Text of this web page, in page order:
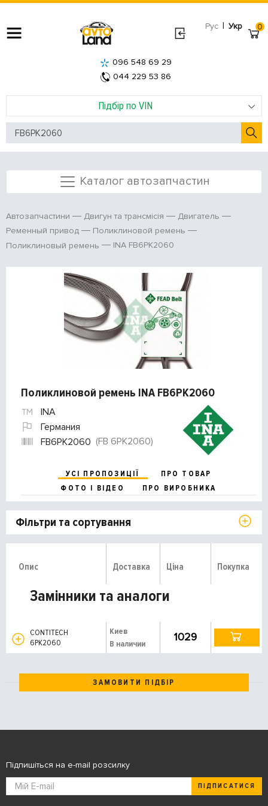
Рус | Укр
Підбір по VIN
096 548 69 29
044 229 53 86
0
Каталог автозапчастин
Автозапчастини Двигун та трансмісія
Двигатель
Ременный привод
Поликлиновой ремень
Поликлиновый ремень
INA FB6PK2060
Поликлиновой ремень INA FB6PK2060
INA
Германия
FB6PK2060 (FB 6PK2060)
УСІ ПРОПОЗИЦІЇ
ПРО ТОВАР
ФОТО І ВІДЕО
ПРО ВИРОБНИКА
Фільтри та сортування
Опис Доставка Ціна Покупка
Замінники та аналоги
CONTITECH
6PK2060
Киев
В наличии
1029
ЗАМОВИТИ ПІДБІР
Підпишіться на e-mail розсилку
ПІДПИСАТИСЯ